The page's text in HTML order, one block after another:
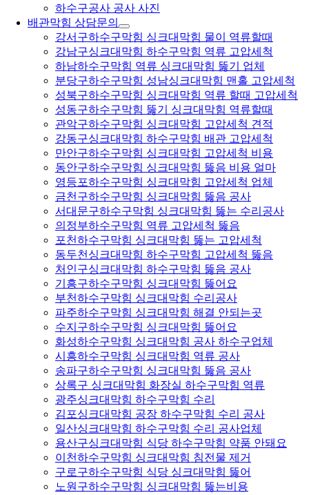
하수구공사 공사 사진
배관막힘 상담문의
강서구하수구막힘 싱크대막힘 물이 역류할때
강남구싱크대막힘 하수구막힘 역류 고압세척
하남하수구막힘 역류 싱크대막힘 뚫기 업체
분당구하수구막힘 성남싱크대막힘 맨홀 고압세척
성북구하수구막힘 싱크대막힘 역류 할때 고압세척
성동구하수구막힘 뚫기 싱크대막힘 역류할때
관악구하수구막힘 싱크대막힘 고압세척 견적
강동구싱크대막힘 하수구막힘 배관 고압세척
만안구하수구막힘 싱크대막힘 고압세척 비용
동안구하수구막힘 싱크대막힘 뚫음 비용 얼마
영등포하수구막힘 싱크대막힘 고압세척 업체
금천구하수구막힘 싱크대막힘 뚫음 공사
서대문구하수구막힘 싱크대막힘 뚫는 수리공사
의정부하수구막힘 역류 고압세척 뚫음
포천하수구막힘 싱크대막힘 뚫는 고압세척
동두천싱크대막힘 하수구막힘 고압세척 뚫음
처인구싱크대막힘 하수구막힘 뚫음 공사
기흥구하수구막힘 싱크대막힘 뚫어요
부천하수구막힘 싱크대막힘 수리공사
파주하수구막힘 싱크대막힘 해결 안되는곳
수지구하수구막힘 싱크대막힘 뚫어요
화성하수구막힘 싱크대막힘 공사 하수구업체
시흥하수구막힘 싱크대막힘 역류 공사
송파구하수구막힘 싱크대막힘 뚫음 공사
상록구 싱크대막힘 화장실 하수구막힘 역류
광주싱크대막힘 하수구막힘 수리
김포싱크대막힘 공장 하수구막힘 수리 공사
일산싱크대막힘 하수구막힘 수리 공사업체
용산구싱크대막힘 식당 하수구막힘 약품 안돼요
이천하수구막힘 싱크대막힘 침전물 제거
구로구하수구막힘 식당 싱크대막힘 뚫어
노원구하수구막힘 싱크대막힘 뚫는비용